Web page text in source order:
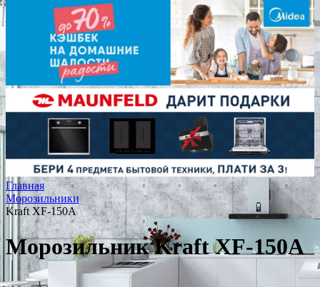
Главная
Морозильники
Kraft XF-150A
Морозильник Kraft XF-150A